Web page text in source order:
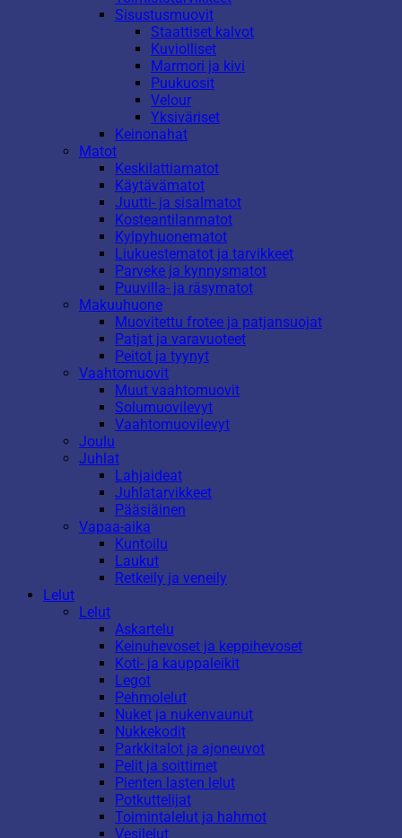
Sisustusmuovit
Staattiset kalvot
Kuviolliset
Marmori ja kivi
Puukuosit
Velour
Yksiväriset
Keinonahat
Matot
Keskilattiamatot
Käytävämatot
Juutti- ja sisalmatot
Kosteantilanmatot
Kylpyhuonematot
Liukuestematot ja tarvikkeet
Parveke ja kynnysmatot
Puuvilla- ja räsymatot
Makuuhuone
Muovitettu frotee ja patjansuojat
Patjat ja varavuoteet
Peitot ja tyynyt
Vaahtomuovit
Muut vaahtomuovit
Solumuovilevyt
Vaahtomuovilevyt
Joulu
Juhlat
Lahjaideat
Juhlatarvikkeet
Pääsiäinen
Vapaa-aika
Kuntoilu
Laukut
Retkeily ja veneily
Lelut
Lelut
Askartelu
Keinuhevoset ja keppihevoset
Koti- ja kauppaleikit
Legot
Pehmolelut
Nuket ja nukenvaunut
Nukkekodit
Parkkitalot ja ajoneuvot
Pelit ja soittimet
Pienten lasten lelut
Potkuttelijat
Toimintalelut ja hahmot
Vesilelut